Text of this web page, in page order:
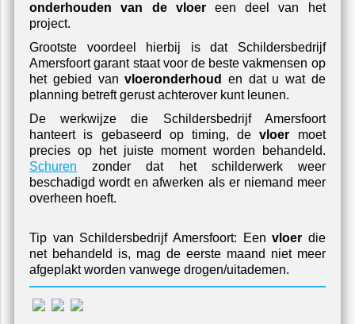
onderhouden van de vloereen deel van het
project.
Grootste voordeel hierbij is dat Schildersbedrijf
Amersfoort garant staat voor de beste vakmensen op
het gebied vanvloeronderhoud
en dat u wat de
planning betreft gerust achterover kunt leunen.
De werkwijze die Schildersbedrijf Amersfoort
hanteert is gebaseerd op timing, devloer moet
precies op het juiste moment worden behandeld.
Schuren zonder dat het schilderwerk weer
beschadigd wordt en afwerken als er niemand meer
overheen hoeft.
Tip van Schildersbedrijf Amersfoort: Eenvloer die
net behandeld is, mag de eerste maand niet meer
afgeplakt worden vanwege drogen/uitademen.